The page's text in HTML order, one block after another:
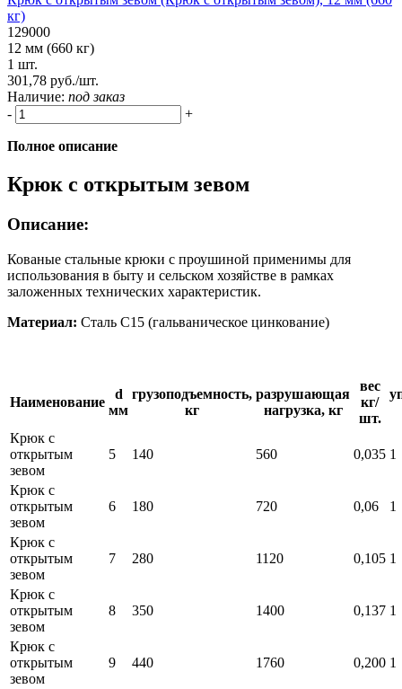
кг)
129000
12 мм (660 кг)
1 шт.
301,78 руб./шт.
Наличие: под заказ
-
+
Полное описание
Крюк с открытым зевом
Описание:
Кованые стальные крюки с проушиной применимы для
использования в быту и сельском хозяйстве в рамках
заложенных технических характеристик.
Материал: Сталь C15 (гальваническое цинкование)
Наименование
d
мм
грузоподъемность,
кг
разрушающая
нагрузка, кг
вес
кг/
шт.
Крюк с
открытым
зевом
5 140 560 0,035 1
Крюк с
открытым
зевом
6 180 720 0,06 1
Крюк с
открытым
зевом
7 280 1120 0,105 1
Крюк с
открытым
зевом
8 350 1400 0,137 1
Крюк с
открытым
зевом
9 440 1760 0,200 1